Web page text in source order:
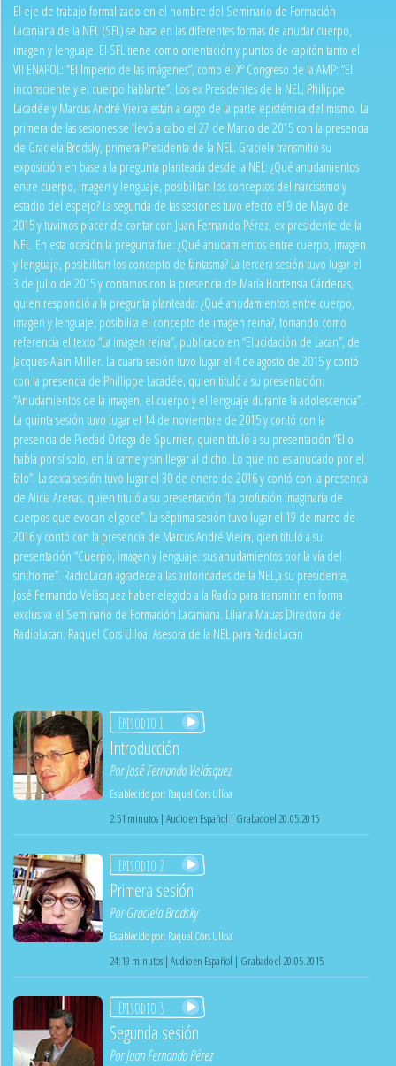
El eje de trabajo formalizado en el nombre del Seminario de Formación
Lacaniana de la NEL (SFL) se basa en las diferentes formas de anudar cuerpo,
imagen y lenguaje. El SFL tiene como orientación y puntos de capitón tanto el
VII ENAPOL: “El Imperio de las imágenes”, como el Xº Congreso de la AMP: “El
inconsciente y el cuerpo hablante”. Los ex Presidentes de la NEL, Philippe
Lacadée y Marcus André Vieira están a cargo de la parte epistémica del mismo. La
primera de las sesiones se llevó a cabo el 27 de Marzo de 2015 con la presencia
de Graciela Brodsky, primera Presidenta de la NEL. Graciela transmitió su
exposición en base a la pregunta planteada desde la NEL: ¿Qué anudamientos
entre cuerpo, imagen y lenguaje, posibilitan los conceptos del narcisismo y
estadio del espejo? La segunda de las sesiones tuvo efecto el 9 de Mayo de
2015 y tuvimos placer de contar con Juan Fernando Pérez, ex presidente de la
NEL. En esta ocasión la pregunta fue: ¿Qué anudamientos entre cuerpo, imagen
y lenguaje, posibilitan los concepto de fantasma? La tercera sesión tuvo lugar el
3 de julio de 2015 y contamos con la presencia de María Hortensia Cárdenas,
quien respondió a la pregunta planteada: ¿Qué anudamientos entre cuerpo,
imagen y lenguaje, posibilita el concepto de imagen reina?, tomando como
referencia el texto “La imagen reina”, publicado en “Elucidación de Lacan”, de
Jacques-Alain Miller. La cuarta sesión tuvo lugar el 4 de agosto de 2015 y contó
con la presencia de Phillippe Lacadée, quien tituló a su presentación:
“Anudamientos de la imagen, el cuerpo y el lenguaje durante la adolescencia”.
La quinta sesión tuvo lugar el 14 de noviembre de 2015 y contó con la
presencia de Piedad Ortega de Spurrier, quien tituló a su presentación “Ello
habla por sí solo, en la carne y sin llegar al dicho. Lo que no es anudado por el
falo”. La sexta sesión tuvo lugar el 30 de enero de 2016 y contó con la presencia
de Alicia Arenas, quien tituló a su presentación “La profusión imaginaria de
cuerpos que evocan el goce”. La séptima sesión tuvo lugar el 19 de marzo de
2016 y contó con la presencia de Marcus André Vieira, qien tituló a su
presentación “Cuerpo, imagen y lenguaje: sus anudamientos por la vía del
sinthome”. RadioLacan agradece a las autoridades de la NEL,a su presidente,
José Fernando Velásquez haber elegido a la Radio para transmitir en forma
exclusiva el Seminario de Formación Lacaniana. Liliana Mauas Directora de
RadioLacan. Raquel Cors Ulloa. Asesora de la NEL para RadioLacan
Episodio 1
Introducción
PorJosé Fernando Velásquez
Establecido por: Raquel Cors Ulloa
2:51 minutos | Audio en Español | Grabado el 20.05.2015
Episodio 2
Primera sesión
PorGraciela Brodsky
Establecido por: Raquel Cors Ulloa
24:19 minutos | Audio en Español | Grabado el 20.05.2015
Episodio 3
Segunda sesión
PorJuan Fernando Pérez